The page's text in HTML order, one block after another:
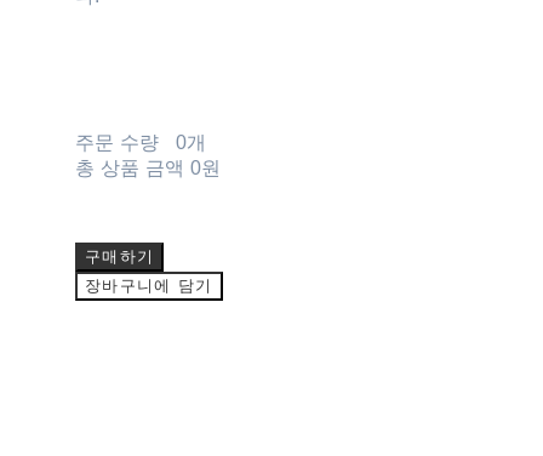
주문 수량
0개
총 상품 금액 0원
구매하기
장바구니에 담기